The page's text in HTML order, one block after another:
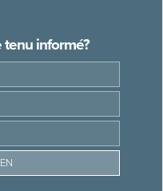
tenu informé?